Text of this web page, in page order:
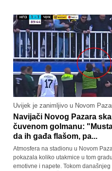
Uvijek je zanimljivo u Novom
Navijači Novog Pazara
čuvenom golmanu:
da ih gađa flašom, pa...
Atmosfera na stadionu u Novom
pokazala koliko utakmice u tom
emotivne i napete. Tokom